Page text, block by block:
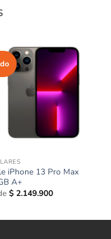
iPhone 13 Pro Max
A+
$2.149.900